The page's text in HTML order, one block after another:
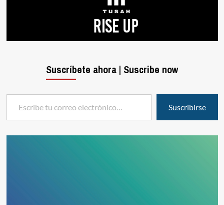
Suscríbete ahora | Suscribe now
Escribe tu correo electrónico…
Suscribirse